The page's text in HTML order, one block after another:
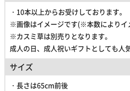
・ 10本以上からお受けしております。
※画像はイメージです(※本数によりイ
※カスミ草は別売りとなります。
成人の日、成人祝いギフトとしても人
サイズ
・長さは65cm前後